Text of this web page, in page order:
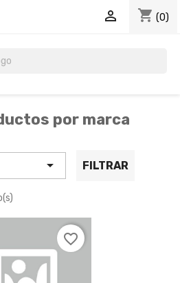
shopping_cart (0)

por marca
 FILTRAR
favorite_border